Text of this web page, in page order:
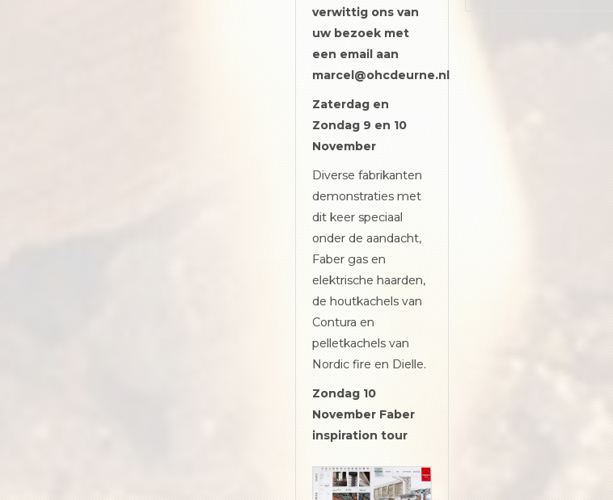
verwittig ons van
uw bezoek met
een email aan
marcel@ohcdeurne.nl
Zaterdag en
Zondag 9 en 10
November
Diverse fabrikanten
demonstraties met
dit keer speciaal
onder de aandacht,
Faber gas en
elektrische haarden,
de houtkachels van
Contura en
pelletkachels van
Nordic fire en Dielle.
Zondag 10
November Faber
inspiration tour